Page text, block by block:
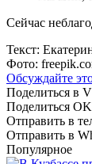
Сейчас
Текст:
Фото:
Обсуждайте
Поделиться в
Поделиться OK
Отправить в
Отправить в
Популярное